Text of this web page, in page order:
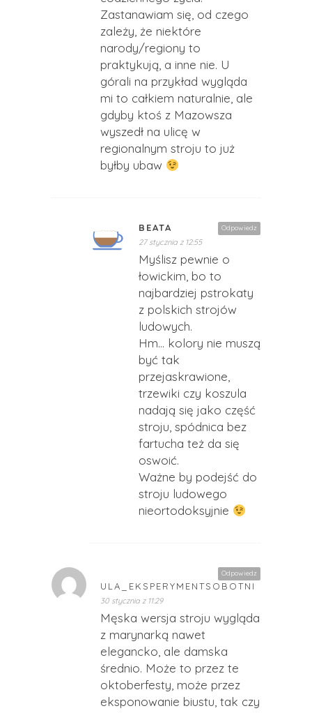
Zastanawiam się, od czego
zależy, że niektóre
narody/regiony to
praktykują, a inne nie. U
górali na przykład wygląda
mi to całkiem naturalnie, ale
gdyby ktoś z Mazowsza
wyszedł na ulicę w
regionalnym stroju to już
byłby ubaw
Odpowiedz
BEATA
27 stycznia z 12:55
Myślisz pewnie o
łowickim, bo to
najbardziej pstrokaty
z polskich strojów
ludowych.
Hm… kolory nie muszą
być tak
przejaskrawione,
trzewiki czy koszula
nadają się jako część
stroju, spódnica bez
fartucha też da się
oswoić.
Ważne by podejść do
stroju ludowego
nieortodoksyjnie
Odpowiedz
ULA_EKSPERYMENTSOBOTNI
30 stycznia z 11:29
Męska wersja stroju wygląda
z marynarką nawet
elegancko, ale damska
średnio. Może to przez te
oktoberfesty, może przez
eksponowanie biustu, tak czy